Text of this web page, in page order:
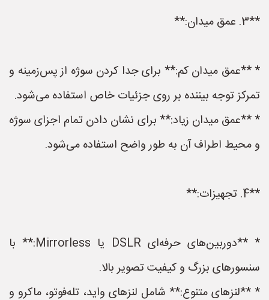
**3. عمق میدان:**
* **عمق میدان کم:** برای جدا کردن سوژه از پس‌زمینه و
تمرکز توجه بیننده بر روی جزئیات خاص استفاده می‌شود.
* **عمق میدان زیاد:** برای نشان دادن تمام اجزای سوژه
و محیط اطراف آن به طور واضح استفاده می‌شود.
**4. تجهیزات:**
* **دوربین‌های حرفه‌ای DSLR یا Mirrorless:** با
سنسورهای بزرگ و کیفیت تصویر بالا.
* **لنزهای متنوع:** شامل لنزهای واید، تله‌فوتو، ماکرو و